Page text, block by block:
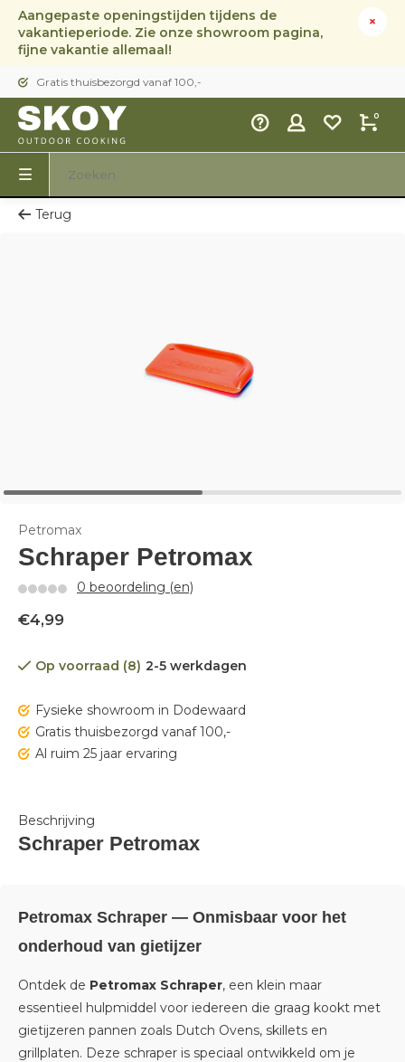
Aangepaste openingstijden tijdens de
vakantieperiode. Zie onze showroom pagina,
fijne vakantie allemaal!
Gratis thuisbezorgd vanaf 100,-
0
Terug
Petromax
Schraper Petromax
0 beoordeling (en)
€4,99
Op voorraad (8) 2-5 werkdagen
Fysieke showroom in Dodewaard
Gratis thuisbezorgd vanaf 100,-
Al ruim 25 jaar ervaring
Beschrijving
Schraper Petromax
Petromax Schraper — Onmisbaar voor het
onderhoud van gietijzer
Ontdek de Petromax Schraper, een klein maar
essentieel hulpmiddel voor iedereen die graag kookt met
gietijzeren pannen zoals Dutch Ovens, skillets en
grillplaten. Deze schraper is speciaal ontwikkeld om je